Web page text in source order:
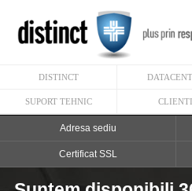
DISTINCT
SUPORT TEHNIC CLIENTI
Adresa sediu
Certificat SSL